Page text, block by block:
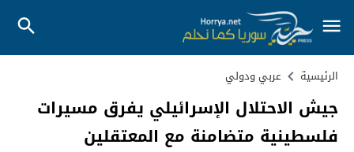
الرئيسية عربي ودولي
جيش الاحتلال الإسرائيلي يفرق مسيرات
فلسطينية متضامنة مع المعتقلين